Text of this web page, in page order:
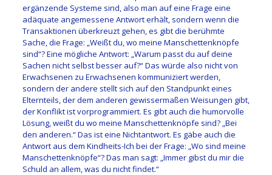
ergänzende Systeme sind, also man auf eine Frage eine
adäquate angemessene Antwort erhält, sondern wenn die
Transaktionen überkreuzt gehen, es gibt die berühmte
Sache, die Frage: „Weißt du, wo meine Manschettenknöpfe
sind“? Eine mögliche Antwort: „Warum passt du auf deine
Sachen nicht selbst besser auf?“ Das würde also nicht von
Erwachsenen zu Erwachsenen kommuniziert werden,
sondern der andere stellt sich auf den Standpunkt eines
Elternteils, der dem anderen gewissermaßen Weisungen gibt,
der Konflikt ist vorprogrammiert. Es gibt auch die humorvolle
Lösung, weißt du wo meine Manschettenknöpfe sind? „Bei
den anderen.“ Das ist eine Nichtantwort. Es gäbe auch die
Antwort aus dem Kindheits-Ich bei der Frage: „Wo sind meine
Manschettenknöpfe“? Das man sagt: „Immer gibst du mir die
Schuld an allem, was du nicht findet.“